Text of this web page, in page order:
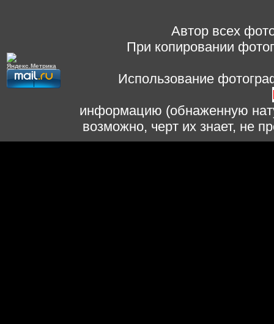
Автор всех
При копировании
Использование
информацию (обнаженную
возможно, черт их знает, не